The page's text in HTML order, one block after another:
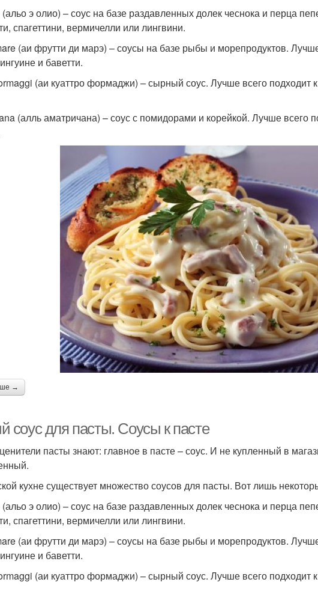
э олио) – соус на базе раздавленных долек чеснока и перца
спагеттини, вермичелли или лингвини.
(аи фрутти ди марэ) – соусы на базе рыбы и морепродуктов.
и баветти.
(аи куаттро формаджи) – сырный соус. Лучше всего подходит
(алль аматричана) – соус с помидорами и корейкой. Лучше всего
→
соус для пасты. Соусы к пасте
пасты знают: главное в пасте – соус. И не купленный в
кухне существует множество соусов для пасты. Вот лишь
э олио) – соус на базе раздавленных долек чеснока и перца
спагеттини, вермичелли или лингвини.
(аи фрутти ди марэ) – соусы на базе рыбы и морепродуктов.
и баветти.
(аи куаттро формаджи) – сырный соус. Лучше всего подходит